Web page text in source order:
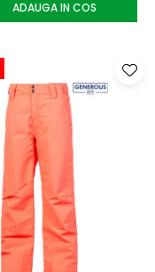
ADAUGA IN COS